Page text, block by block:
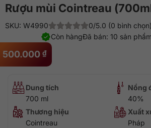
Rượu mùi Cointreau
500.000 ₫
SKU: W4990
0/5.0 (0 bình chọn)
Đã bán: 10 sản phẩm
Còn hàng
Dung tích
700 ml
Nồng
40%
Thương hiệu
Cointreau
Xuất
Pháp